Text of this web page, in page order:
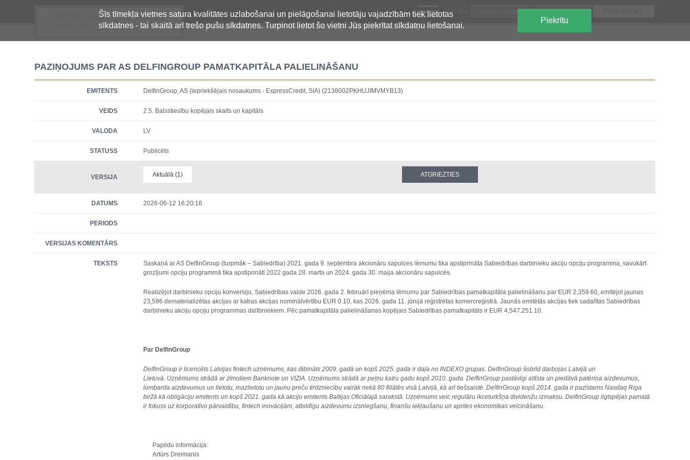
Šīs tīmekļa vietnes satura kvalitātes uzlabošanai un pielāgošanai lietotāju vajadzībām tiek lietotas
sīkdatnes - tai skaitā arī trešo pušu sīkdatnes. Turpinot lietot šo vietni Jūs piekrītat sīkdatņu lietošanai.
Piekrītu
Oficiālā regulētās informācijas
centralizētā glabāšanas sistēma
LV
PAZIŅOJUMS PAR AS DELFINGROUP PAMATKAPITĀLA PALIELINĀŠANU
EMITENTS DelfinGroup, AS (iepriekšējais nosaukums - ExpressCredit, SIA) (2138002PKHUJIMVMYB13)
VEIDS 2.5. Balsstiesību kopējais skaits un kapitāls
VALODA LV
STATUSS Publicēts
VERSIJA Aktuālā (1)
DATUMS 2026-06-12 16:20:16
PERIODS
VERSIJAS KOMENTĀRS
TEKSTS
Saskaņā ar AS DelfinGroup (turpmāk – Sabiedrība) 2021. gada 9. septembra akcionāru sapulces lēmumu tika apstiprināta Sabiedrības darbinieku akciju opciju programma, savukārt
grozījumi opciju programmā tika apstiprināti 2022 gada 28. marta un 2024. gada 30. maija akcionāru sapulcēs.
Realizējot darbinieku opciju konversiju, Sabiedrības valde 2026. gada 2. februārī pieņēma lēmumu par Sabiedrības pamatkapitāla palielināšanu par EUR 2,359.60, emitējot jaunas
23,596 dematerializētas akcijas ar katras akcijas nominālvērtību EUR 0.10, kas 2026. gada 11. jūnijā reģistrētas komercreģistrā. Jaunās emitētās akcijas tiek sadalītas Sabiedrības
darbinieku akciju opciju programmas dalībniekiem. Pēc pamatkapitāla palielināšanas kopējais Sabiedrības pamatkapitāls ir EUR 4,547,251.10.
Par DelfinGroup
DelfinGroup ir licencēts Latvijas fintech uzņēmums, kas dibināts 2009. gadā un kopš 2025. gada ir daļa no INDEXO grupas. DelfinGroup šobrīd darbojas Latvijā un
Lietuvā. Uzņēmums strādā ar zīmoliem Banknote un VIZIA. Uzņēmums strādā ar peļņu katru gadu kopš 2010. gada. DelfinGroup pastāvīgi attīsta un piedāvā patēriņa aizdevumus,
lombarda aizdevumus un lietotu, mazlietotu un jaunu preču tirdzniecību vairāk nekā 80 filiālēs visā Latvijā, kā arī tiešsaistē. DelfinGroup kopš 2014. gada ir pazīstams Nasdaq Riga
biržā kā obligāciju emitents un kopš 2021. gada kā akciju emitents Baltijas Oficiālajā sarakstā. Uzņēmums veic regulāru ikceturkšņa dividenžu izmaksu. DelfinGroup ilgtspējas pamatā
ir fokuss uz korporatīvo pārvaldību, fintech inovācijām, atbildīgu aizdevumu izsniegšanu, finanšu iekļaušanu un aprites ekonomikas veicināšanu.
Papildu informācija:
Artūrs Dreimanis